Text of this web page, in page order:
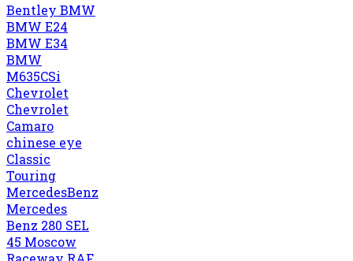
Bentley BMW
BMW E24
BMW E34
BMW
M635CSi
Chevrolet
Chevrolet
Camaro
chinese eye
Classic
Touring
MercedesBenz
Mercedes
Benz 280 SEL
45 Moscow